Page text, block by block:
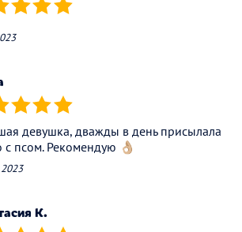
(*) (*) (*)
(*) (*) (*)
девушка, дважды в день присылала
с псом. Рекомендую 👌🏼
К.